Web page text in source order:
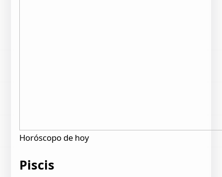
Horóscopo de hoy
Piscis